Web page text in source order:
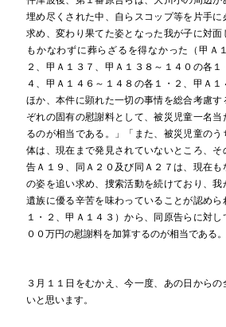
埋め尽くされた中、自らスコップ等を片手に
求め、変わり果てた姿となった我が子に対面
もかなわずに葬らざるを得なかった（甲Ａ
２、甲Ａ１３７、甲Ａ１３８～１４０の各
４、甲Ａ１４６～１４８の各１・２、甲Ａ
ほか、本件に顕れた一切の事情を総合考慮
ぞれの固有の慰謝料として、被災児童一名
るのが相当である。」「また、被災児童の
体は、現在まで発見されていないところ、
告Ａ１９、同Ａ２０及び同Ａ２７は、現在
の姿を追い求め、捜索活動を続けており、我
遺族に優る辛苦を味わっていることが認め
１・２、甲Ａ１４３）から、同原告らに対し
００万円の慰謝料を加算するのが相当である
３月１１日をむかえ、今一度、あの日から
いと思います。